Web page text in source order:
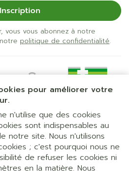
pour améliorer votre
n'utilise que des cookies
sont indispensables au
notre site. Nous n'utilisons
; c'est pourquoi nous ne
de refuser les cookies ni
en la matière. Nous
Inscription
vous vous abonnez à notre
politique de confidentialité.